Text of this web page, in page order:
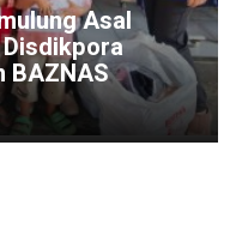
Asal
BAZNAS